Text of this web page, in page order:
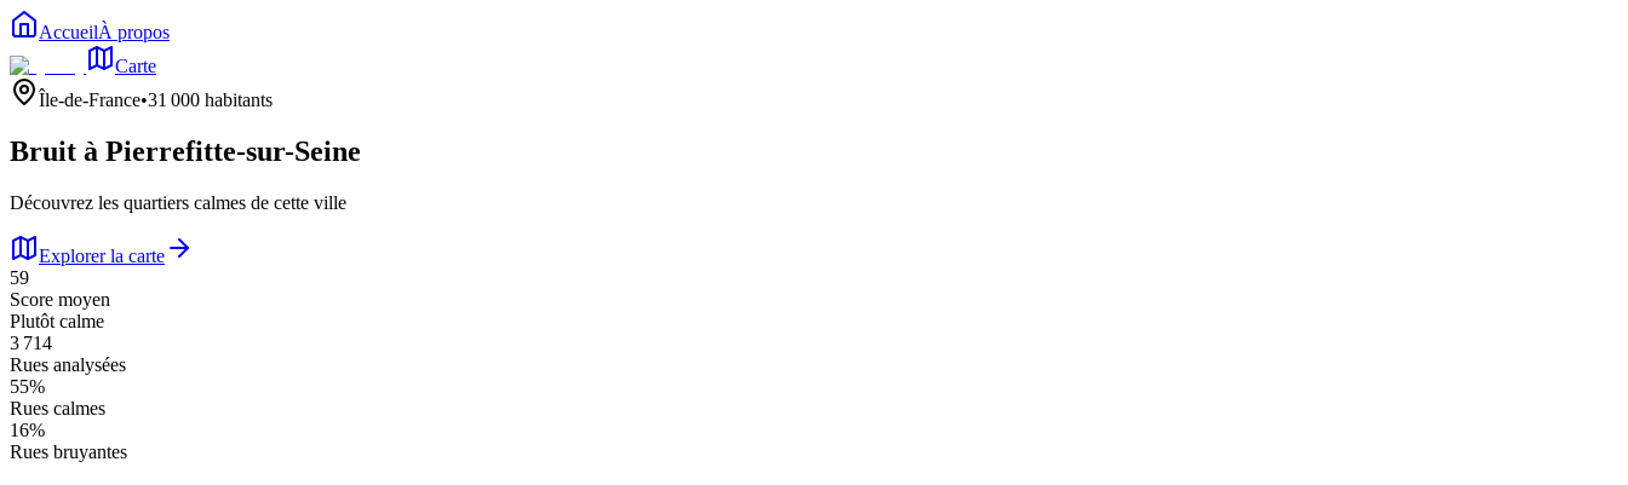
AccueilÀ propos
Carte
Île-de-France•31 000 habitants
Bruit à Pierrefitte-sur-Seine
Découvrez les quartiers calmes de cette ville
Explorer la carte
59
Score moyen
Plutôt calme
3 714
Rues analysées
55%
Rues calmes
16%
Rues bruyantes